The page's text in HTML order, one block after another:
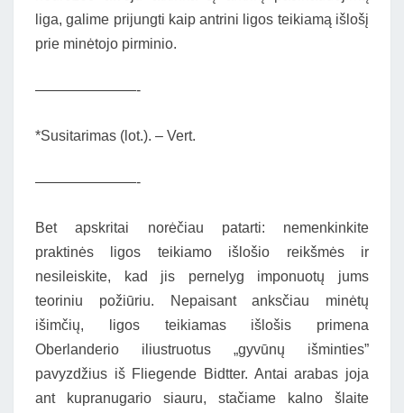
liga, galime prijungti kaip antrini ligos teikiamą išlošį
prie minėtojo pirminio.
———————-
*Susitarimas (lot.). – Vert.
———————-
Bet apskritai norėčiau patarti: nemenkinkite
praktinės ligos teikiamo išlošio reikšmės ir
nesileiskite, kad jis pernelyg imponuotų jums
teoriniu požiūriu. Nepaisant anksčiau minėtų
išimčių, ligos teikiamas išlošis primena
Oberlanderio iliustruotus „gyvūnų išminties”
pavyzdžius iš Fliegende Bidtter. Antai arabas joja
ant kupranugario siauru, stačiame kalno šlaite